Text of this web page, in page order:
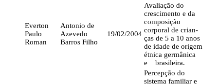
Everton
Paulo
Roman
Antonio de
Azevedo
Barros Filho
19/02/2004
Avaliação do
crescimento e da
composição
corporal de crian-
ças de 5 a 10 anos
de idade de origem
étnica germânica
e brasileira.
Percepção do
sistema familiar e